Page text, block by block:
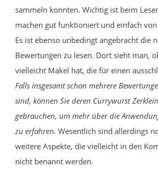
sammeln konnten. Wichtig ist beim
machen gut funktioniert und einfach
Es ist ebenso unbedingt angebracht die
Bewertungen zu lesen. Dort sieht man,
vielleicht Makel hat, die für einen
Falls insgesamt schon mehrere
sind, können Sie deren Currywurst
gebrauchen, um mehr über die
zu erfahren. Wesentlich sind allerdings
weitere Aspekte, die vielleicht in den
nicht benannt werden.